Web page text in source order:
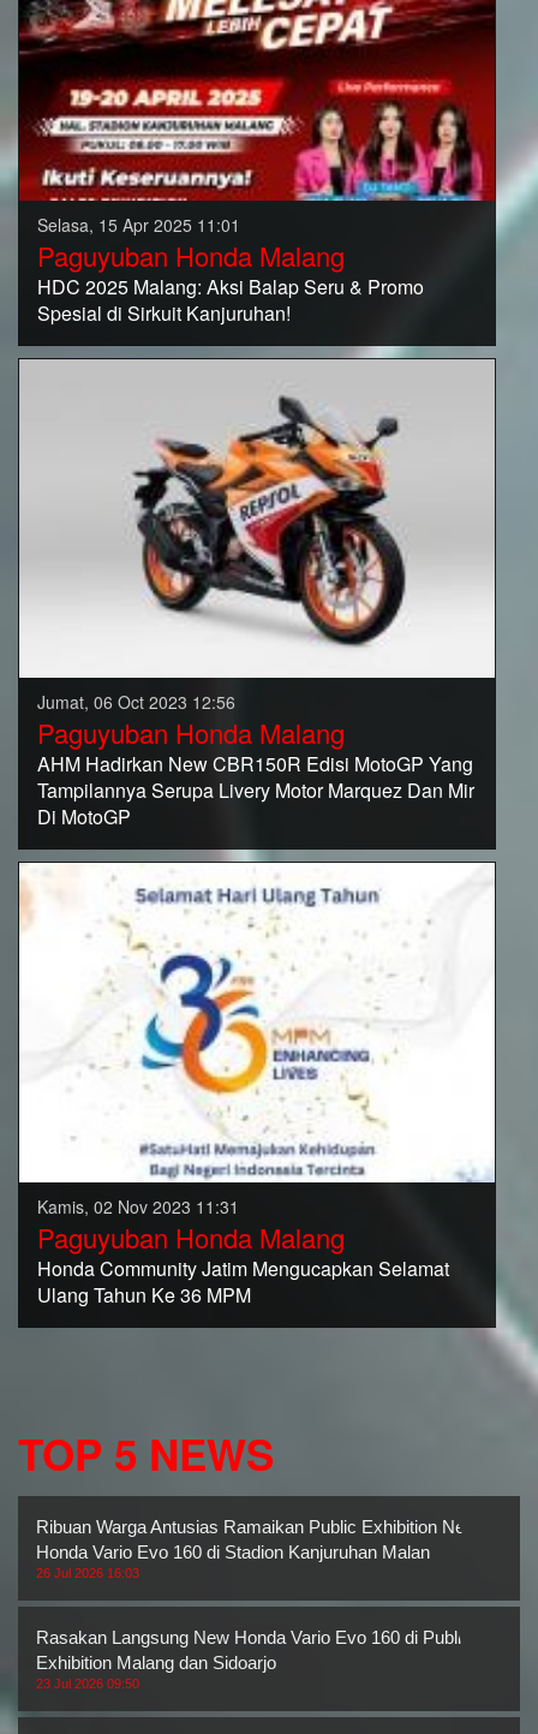
Selasa, 15 Apr 2025 11:01
Paguyuban Honda Malang
HDC 2025 Malang: Aksi Balap Seru & Promo
Spesial di Sirkuit Kanjuruhan!
Jumat, 06 Oct 2023 12:56
Paguyuban Honda Malang
AHM Hadirkan New CBR150R Edisi MotoGP Yang
Tampilannya Serupa Livery Motor Marquez Dan Mir
Di MotoGP
Kamis, 02 Nov 2023 11:31
Paguyuban Honda Malang
Honda Community Jatim Mengucapkan Selamat
Ulang Tahun Ke 36 MPM
TOP 5 NEWS
Ribuan Warga Antusias Ramaikan Public Exhibition New
Honda Vario Evo 160 di Stadion Kanjuruhan Malan
26 Jul 2026 16:03
Rasakan Langsung New Honda Vario Evo 160 di Public
Exhibition Malang dan Sidoarjo
23 Jul 2026 09:50